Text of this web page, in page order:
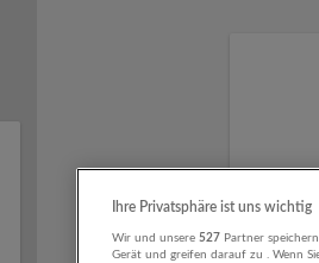
Ihre Privatsphäre ist uns wichtig
Wir und unsere 527 Partner
Gerät und greifen darauf zu . Wenn